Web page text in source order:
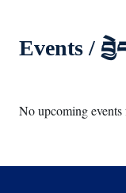
Events /
No upcoming events